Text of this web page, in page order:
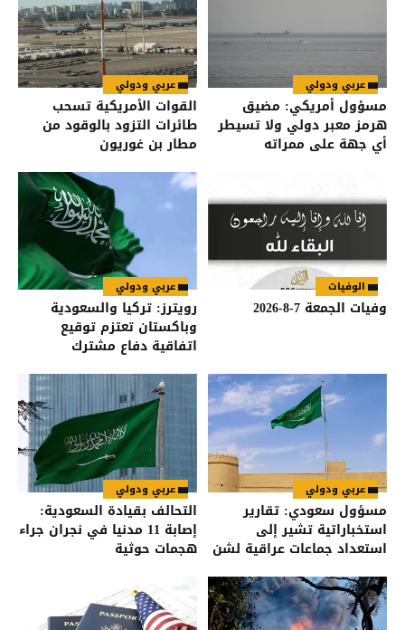
عربي ودولي
مسؤول أمريكي: مضيق
هرمز معبر دولي ولا تسيطر
أي جهة على ممراته
عربي ودولي
القوات الأمريكية تسحب
طائرات التزود بالوقود من
مطار بن غوريون
الوفيات
وفيات الجمعة 7-8-2026
عربي ودولي
رويترز: تركيا والسعودية
وباكستان تعتزم توقيع
اتفاقية دفاع مشترك
عربي ودولي
مسؤول سعودي: تقارير
استخباراتية تشير إلى
استعداد جماعات عراقية لشن
عربي ودولي
التحالف بقيادة السعودية:
إصابة 11 مدنيا في نجران جراء
هجمات حوثية